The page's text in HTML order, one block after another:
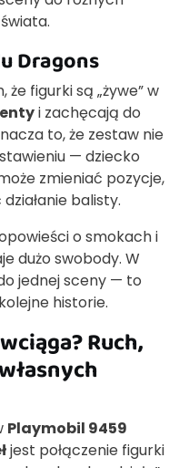
Dragons
figurki są „żywe” w
i zachęcają do
to, że zestaw nie
— dziecko
zmieniać pozycje,
balisty.
o smokach i
dużo swobody. W
jednej sceny — to
historie.
Ruch,
Playmobil 9459
jest połączenie figurki